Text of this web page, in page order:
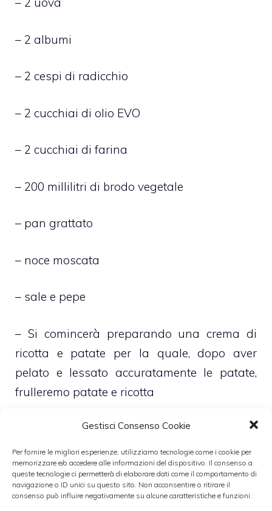
Gestisci Consenso Cookie
Per fornire le migliori esperienze, utilizziamo tecnologie come i cookie per
memorizzare e/o accedere alle informazioni del dispositivo. Il consenso a
queste tecnologie ci permetterà di elaborare dati come il comportamento di
navigazione o ID unici su questo sito. Non acconsentire o ritirare il
consenso può influire negativamente su alcune caratteristiche e funzioni.
– 2 albumi
– 2 cespi di radicchio
– 2 cucchiai di olio EVO
– 2 cucchiai di farina
– 200 millilitri di brodo vegetale
– pan grattato
– noce moscata
– sale e pepe
– Si comincerà preparando una crema di
ricotta e patate per la quale, dopo aver
pelato e lessato accuratamente le patate,
frulleremo patate e ricotta
– Una volta che si sia ottenuta tale crema vi
aggiungeremo due uova intere più due
albumi e mescoleremo a lungo il tutto così
da ottenerne un composto cremoso e al